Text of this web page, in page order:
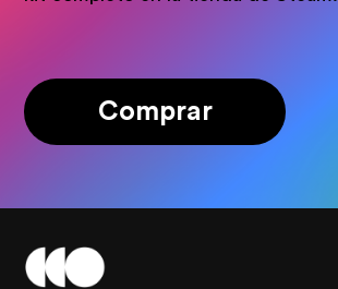
Comprar